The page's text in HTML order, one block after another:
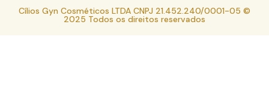
Cílios Gyn Cosméticos LTDA CNPJ 21.452.240/0001-05 ©
2025 Todos os direitos reservados